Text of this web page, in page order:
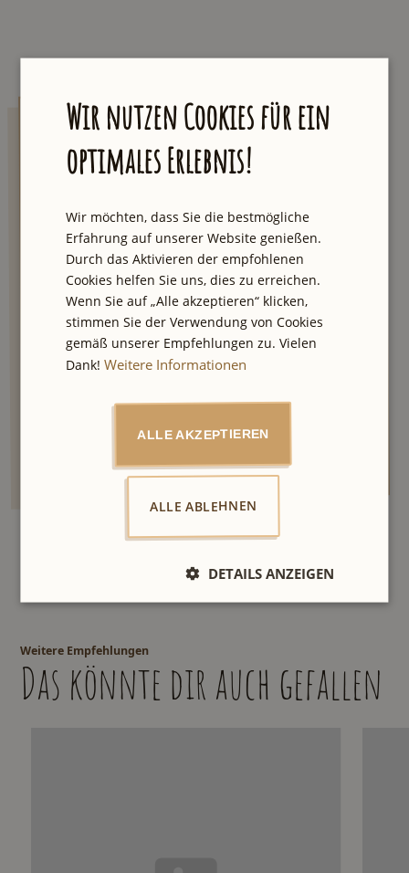
AUXpost
jeden Samstag eine E-Mail mit der neuesten
Empfehlung aus unserer Stadt und einmal
im Quartal der große Newsletter mit besten
City Tipps und Verlosungen.
Ich stimme den
Weitere Empfehlungen
Das könnte dir auch gefallen
Wir nutzen Cookies für ein
optimales Erlebnis!
Wir möchten, dass Sie die bestmögliche
Erfahrung auf unserer Website genießen.
Durch das Aktivieren der empfohlenen
Cookies helfen Sie uns, dies zu erreichen.
Wenn Sie auf „Alle akzeptieren“ klicken,
stimmen Sie der Verwendung von Cookies
gemäß unserer Empfehlungen zu. Vielen
Dank!Weitere Informationen
ALLE AKZEPTIEREN
ALLE ABLEHNEN
DETAILS ANZEIGEN